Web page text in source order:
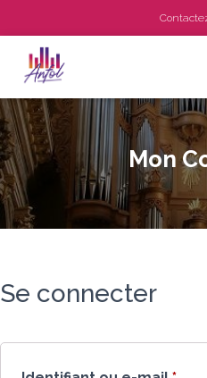
Mon
Se connecter